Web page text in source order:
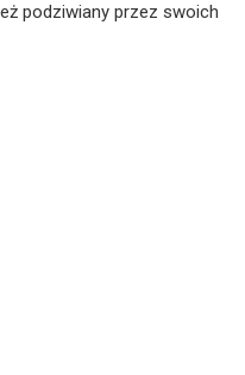
podziwiany przez swoich